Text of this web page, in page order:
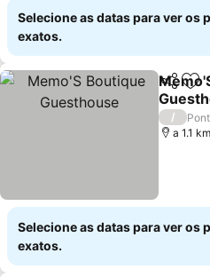
Selecione as datas para ver os
exatos.
Partilhar
/
a 1.1
Selecione as datas para ver os
exatos.